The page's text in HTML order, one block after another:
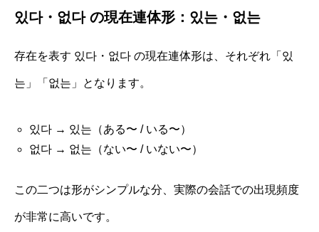
있다・없다 の現在連体形：있는・없는
存在を表す 있다・없다 の現在連体形は、それぞれ「있
는」「없는」となります。
있다 → 있는（ある〜 / いる〜）
없다 → 없는（ない〜 / いない〜）
この二つは形がシンプルな分、実際の会話での出現頻度
が非常に高いです。